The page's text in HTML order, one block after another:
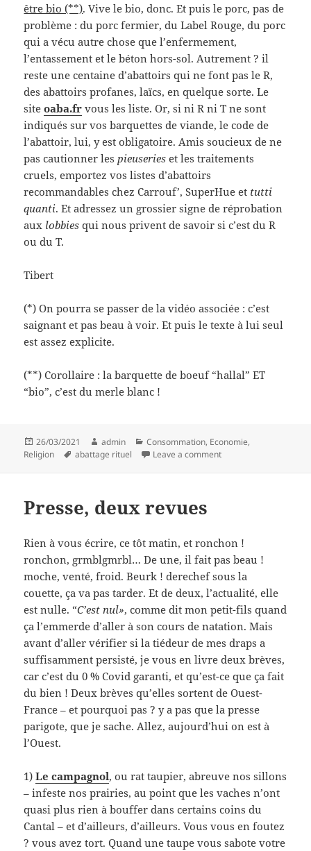
être bio (**). Vive le bio, donc. Et puis le porc, pas de
problème : du porc fermier, du Label Rouge, du porc
qui a vécu autre chose que l’enfermement,
l’entassement et le béton hors-sol. Autrement ? il
reste une centaine d’abattoirs qui ne font pas le R,
des abattoirs profanes, laïcs, en quelque sorte. Le
siteoaba.fr vous les liste. Or, si ni R ni T ne sont
indiqués sur vos barquettes de viande, le code de
l’abattoir, lui, y est obligatoire. Amis soucieux de ne
pas cautionner lespieuseries et les traitements
cruels, emportez vos listes d’abattoirs
recommandables chez Carrouf’, SuperHue et tutti
quanti. Et adressez un grossier signe de réprobation
aux lobbies qui nous privent de savoir si c’est du R
ou du T.
Tibert
(*) On pourra se passer de la vidéo associée : c’est
saignant et pas beau à voir. Et puis le texte à lui seul
est assez explicite.
(**) Corollaire : la barquette de boeuf “hallal” ET
“bio”, c’est du merle blanc !
Posted
on
26/03/2021 Author
admin Categories
Consommation, Economie,
Religion
Tags
abattage rituel Leave a commenton R ou T ? C c’est T !
Presse, deux revues
Rien à vous écrire, ce tôt matin, et ronchon !
ronchon, grmblgmrbl… De une, il fait pas beau !
moche, venté, froid. Beurk ! derechef sous la
couette, ça va pas tarder. Et de deux, l’actualité, elle
est nulle. “C’est nul», comme dit mon petit-fils quand
ça l’emmerde d’aller à son cours de natation. Mais
avant d’aller vérifier si la tiédeur de mes draps a
suffisamment persisté, je vous en livre deux brèves,
car c’est du 0 % Covid garanti, et qu’est-ce que ça fait
du bien ! Deux brèves qu’elles sortent de Ouest-
France – et pourquoi pas ? y a pas que la presse
parigote, que je sache. Allez, aujourd’hui on est à
l’Ouest.
1)Le campagnol, ou rat taupier, abreuve nos sillons
– infeste nos prairies, au point que les vaches n’ont
quasi plus rien à bouffer dans certains coins du
Cantal – et d’ailleurs, d’ailleurs. Vous vous en foutez
? vous avez tort. Quand une taupe vous sabote votre